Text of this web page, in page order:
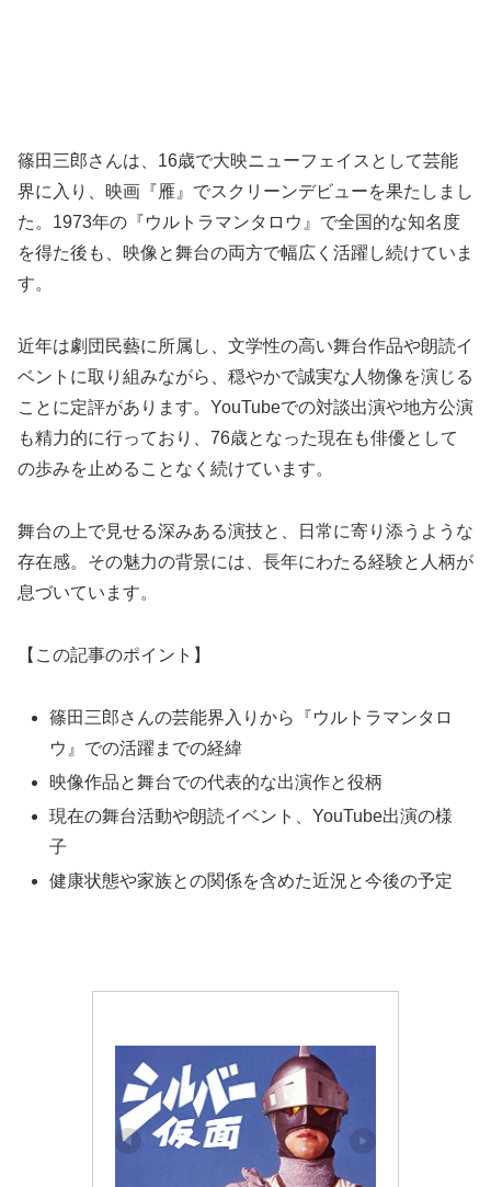
篠田三郎さんは、16歳で大映ニューフェイスとして芸能
界に入り、映画『雁』でスクリーンデビューを果たしまし
た。1973年の『ウルトラマンタロウ』で全国的な知名度
を得た後も、映像と舞台の両方で幅広く活躍し続けていま
す。
近年は劇団民藝に所属し、文学性の高い舞台作品や朗読イ
ベントに取り組みながら、穏やかで誠実な人物像を演じる
ことに定評があります。YouTubeでの対談出演や地方公演
も精力的に行っており、76歳となった現在も俳優として
の歩みを止めることなく続けています。
舞台の上で見せる深みある演技と、日常に寄り添うような
存在感。その魅力の背景には、長年にわたる経験と人柄が
息づいています。
【この記事のポイント】
篠田三郎さんの芸能界入りから『ウルトラマンタロ
ウ』での活躍までの経緯
映像作品と舞台での代表的な出演作と役柄
現在の舞台活動や朗読イベント、YouTube出演の様
子
健康状態や家族との関係を含めた近況と今後の予定